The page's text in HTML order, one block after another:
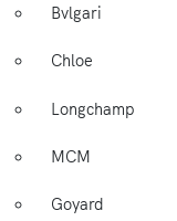
Bvlgari
Chloe
Longchamp
MCM
Goyard